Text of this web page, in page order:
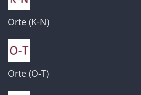
Orte (K-N)
Orte (O-T)